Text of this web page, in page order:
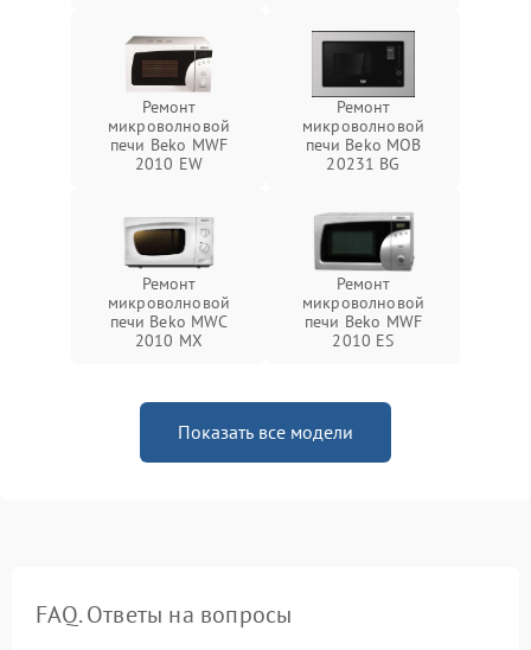
Ремонт
микроволновой
печи Beko MWF
2010 EW
Ремонт
микроволновой
печи Beko MOB
20231 BG
Ремонт
микроволновой
печи Beko MWC
2010 MX
Ремонт
микроволновой
печи Beko MWF
2010 ES
Показать все модели
FAQ. Ответы на вопросы